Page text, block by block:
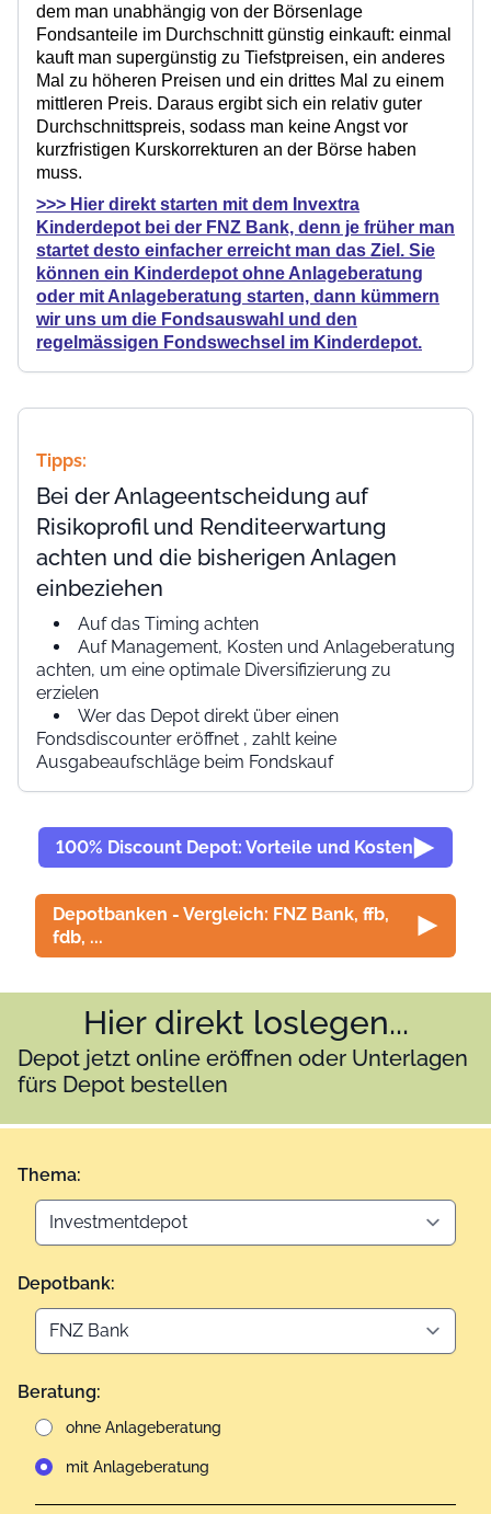
dem man unabhängig von der Börsenlage
Fondsanteile im Durchschnitt günstig einkauft: einmal
kauft man supergünstig zu Tiefstpreisen, ein anderes
Mal zu höheren Preisen und ein drittes Mal zu einem
mittleren Preis. Daraus ergibt sich ein relativ guter
Durchschnittspreis, sodass man keine Angst vor
kurzfristigen Kurskorrekturen an der Börse haben
muss.
>>> Hier direkt starten mit dem Invextra
Kinderdepot bei der FNZ Bank, denn je früher man
startet desto einfacher erreicht man das Ziel. Sie
können ein Kinderdepot ohne Anlageberatung
oder mit Anlageberatung starten, dann kümmern
wir uns um die Fondsauswahl und den
regelmässigen Fondswechsel im Kinderdepot.
Tipps:
Bei der Anlageentscheidung auf
Risikoprofil und Renditeerwartung
achten und die bisherigen Anlagen
einbeziehen
Auf das Timing achten
Auf Management, Kosten und Anlageberatung
achten, um eine optimale Diversifizierung zu
erzielen
Wer das Depot direkt über einen
Fondsdiscounter eröffnet , zahlt keine
Ausgabeaufschläge beim Fondskauf
100% Discount Depot: Vorteile und Kosten
Depotbanken - Vergleich: FNZ Bank, ffb,
fdb, ...
Hier direkt loslegen...
Depot jetzt online eröffnen oder Unterlagen
fürs Depot bestellen
Thema:
Depotbank:
Beratung:
ohne Anlageberatung
mit Anlageberatung